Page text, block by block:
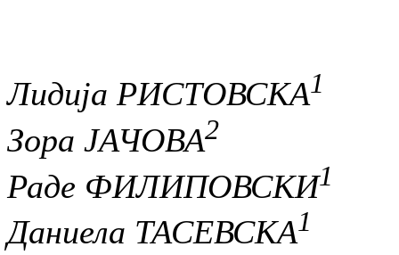
Лидија РИСТОВСКА1
Зора ЈАЧОВА2
Раде ФИЛИПОВСКИ1
Даниела ТАСЕВСКА1